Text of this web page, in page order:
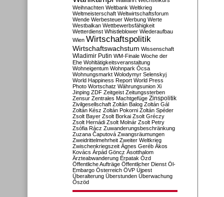
Weihnachten Weltbank Weltkrieg
Weltmeisterschaft Weltwirtschaftsforum
Wende Werbesteuer Werbung Werte
Westbalkan Wettbewerbsfähigkeit
Wetterdienst Whistleblower Wiederaufbau
Wien Wirtschaftspolitik
Wirtschaftswachstum Wissenschaft
Wladimir Putin WM-Finale Woche der
Ehe Wohltätigkeitsveranstaltung
Wohneigentum Wohnpark Ócsa
Wohnungsmarkt Wolodymyr Selenskyj
World Happiness Report World Press
Photo Wortschatz Währungsunion Xi
Jinping ZDF Zeitgeist Zeitungssterben
Zensur Zentrales Machtgefüge Zinspolitik
Zivilgesellschaft Zoltán Balog Zoltán Gál
Zoltán Kész Zoltán Pokorni Zoltán Spéder
Zsolt Bayer Zsolt Borkai Zsolt Gréczy
Zsolt Hernádi Zsolt Molnár Zsolt Petry
Zsófia Rácz Zuwanderungsbeschränkung
Zuzana Čaputová Zwangsräumungen
Zweidrittelmehrheit Zweiter Weltkrieg
Zwischenkriegszeit Ágnes Geréb Ákos
Kovács Árpád Göncz Ásotthalom
Ärzteabwanderung Érpatak Ózd
Öffentliche Aufträge Öffentlicher Dienst Öl-
Embargo Österreich ÖVP Újpest
Überalterung Überstunden Überwachung
Őszöd